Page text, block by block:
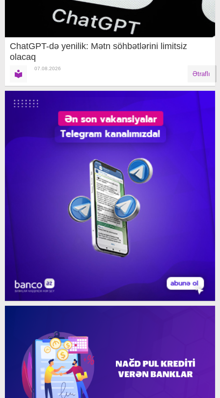
ChatGPT-də yenilik: Mətn söhbətlərini limitsiz
olacaq
07.08.2026
Ətraflı